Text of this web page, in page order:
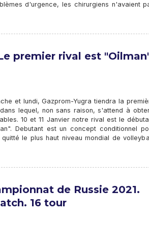
d'urgence, les chirurgiens n'avaient
premier rival est
et lundi, Gazprom-Yugra tiendra la
lequel, non sans raison, s'attend à
10 et 11 Janvier notre rival est le
Debutant est un concept conditionnel
le plus haut niveau mondial de
de Russie 2021.
16 tour